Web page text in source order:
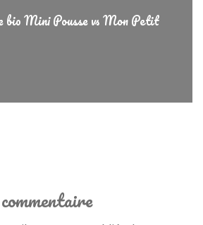
bio Mini Pousse vs Mon Petit